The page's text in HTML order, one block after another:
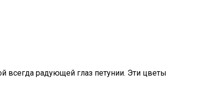
всегда радующей глаз петунии. Эти цветы